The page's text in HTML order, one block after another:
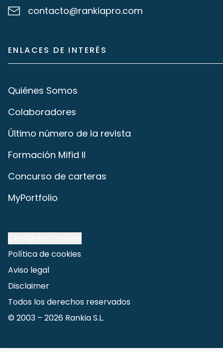
contacto@rankiapro.com
ENLACES DE INTERÉS
Quiénes Somos
Colaboradores
Último número de la revista
Formación Mifid II
Concurso de carteras
MyPortfolio
Política de cookies
Aviso legal
Disclaimer
Todos los derechos reservados
© 2003 – 2026 Rankia S.L.